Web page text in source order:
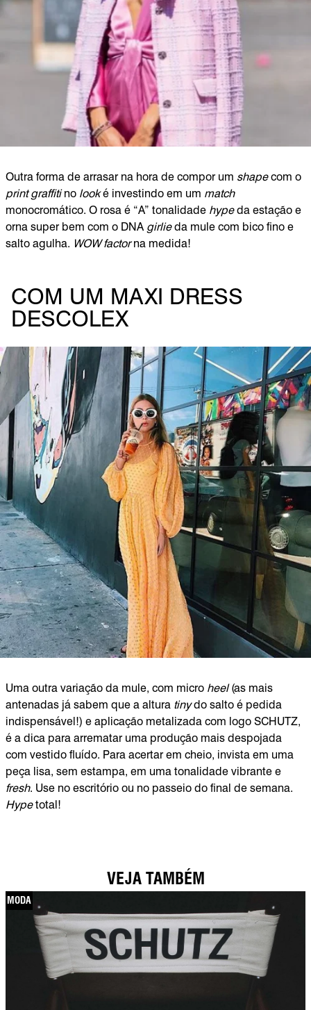
Outra forma de arrasar na hora de compor um shapecom o
print graffitino looké investindo em um match
monocromático. O rosa é “A” tonalidade hypeda estação e
orna super bem com o DNA girlieda mule com bico fino e
salto agulha. WOW factorna medida!
COM UM MAXI DRESS
DESCOLEX
Uma outra variação da mule, com micro heel(as mais
antenadas já sabem que a altura tinydo salto é pedida
indispensável!) e aplicação metalizada com logo SCHUTZ,
é a dica para arrematar uma produção mais despojada
com vestido fluído. Para acertar em cheio, invista em uma
peça lisa, sem estampa, em uma tonalidade vibrante e
fresh. Use no escritório ou no passeio do final de semana.
Hypetotal!
VEJA TAMBÉM
MODA